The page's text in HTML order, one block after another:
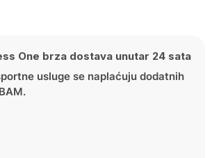
One brza dostava unutar 24 sata
usluge se naplaćuju dodatnih